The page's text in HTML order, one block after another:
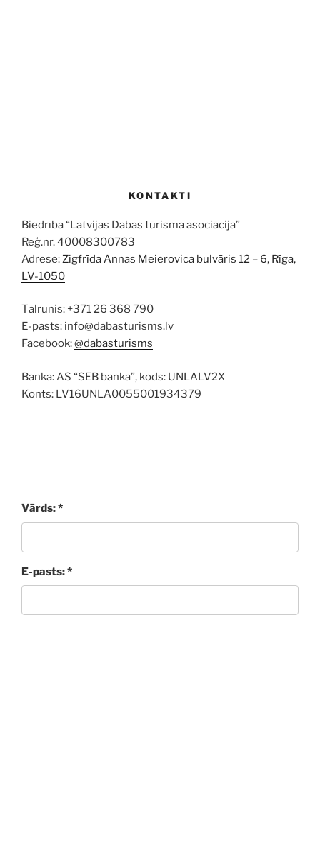
KONTAKTI
Biedrība “Latvijas Dabas tūrisma asociācija”
Reģ.nr. 40008300783
Adrese:Zigfrīda Annas Meierovica bulvāris 12 – 6, Rīga,
LV-1050
Tālrunis: +371 26 368 790
E-pasts: info@dabasturisms.lv
Facebook:@dabasturisms
Banka: AS “SEB banka”, kods: UNLALV2X
Konts: LV16UNLA0055001934379
Vārds: *
E-pasts: *